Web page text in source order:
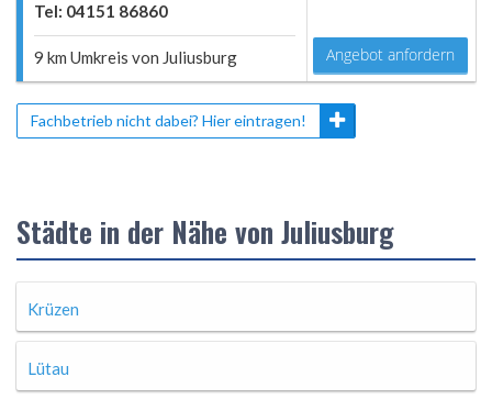
Tel: 04151 86860
9 km Umkreis von Juliusburg Angebot anfordern
Fachbetrieb nicht dabei? Hier eintragen!
Städte in der Nähe von Juliusburg
Krüzen
Lütau